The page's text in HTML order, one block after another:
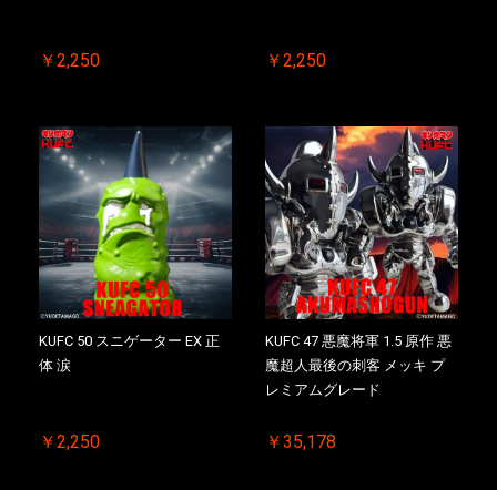
￥2,250 ￥2,250
KUFC 50 スニゲーター EX 正
体 涙
￥2,250
KUFC 47 悪魔将軍 1.5 原作 悪
魔超人最後の刺客 メッキ プ
レミアムグレード
￥35,178